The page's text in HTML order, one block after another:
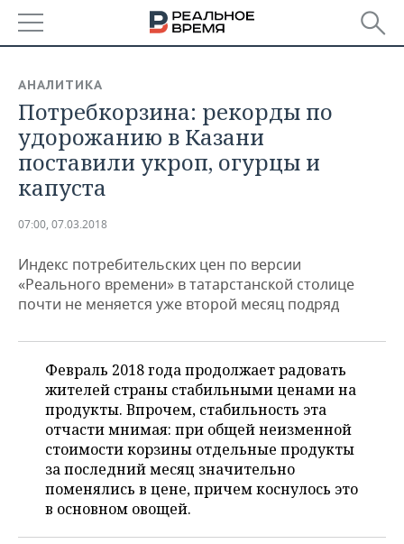
БАШКОРТОСТАН
ТАТАРСТАН
УДМУРТИЯ
НОВОСТИ
АНАЛИТИКА
НОВОСТИ АНАЛИТИКИ
ДЕКЛАРАЦИИ О ДОХОДАХ
КОРОЛИ ГОСЗАКАЗА ПФО
ВУЗЫ ТАТАРСТАНА
ТОРГОВЫЕ ЦЕНТРЫ
ТАТАРСТАНА
ЭКОНОМИКА
НОВОСТИ ЭКОНОМИКИ
ФИНАНСЫ
БАНКИ
ИНВЕСТИЦИИ
ПРОМЫШЛЕННОСТЬ
НОВОСТИ
ПРОМЫШЛЕННОСТИ
МАШИНОСТРОЕНИЕ
НЕФТЕХИМИЯ
НЕФТЬ
ОПК
ЭНЕРГЕТИКА
НЕДВИЖИМОСТЬ
НОВОСТИ НЕДВИЖИМОСТИ
АВТО
НОВОСТИ БИЗНЕСА
РОЗНИЧНАЯ ТОРГОВЛЯ
ТРАНСПОРТ
ТЕХНОЛОГИИ
НОВОСТИ ТЕХНОЛОГИЙ
МЕРОПРИЯТИЯ
НОВОСТИ МЕРОПРИЯТИЙ
ВЫЕЗДНАЯ РЕДАКЦИЯ
СПОРТ
АНАЛИТИКА
Потребкорзина: рекорды по
удорожанию в Казани
поставили укроп, огурцы и
капуста
07:00, 07.03.2018
Индекс потребительских цен по версии
«Реального времени» в татарстанской столице
почти не меняется уже второй месяц подряд
Февраль 2018 года продолжает радовать
жителей страны стабильными ценами на
продукты. Впрочем, стабильность эта
отчасти мнимая: при общей неизменной
стоимости корзины отдельные продукты
за последний месяц значительно
поменялись в цене, причем коснулось это
в основном овощей.